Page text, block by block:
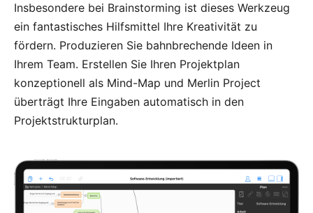
Insbesondere bei Brainstorming ist dieses Werkzeug
ein fantastisches Hilfsmittel Ihre Kreativität zu
fördern. Produzieren Sie bahnbrechende Ideen in
Ihrem Team. Erstellen Sie Ihren Projektplan
konzeptionell als Mind-Map und Merlin Project
überträgt Ihre Eingaben automatisch in den
Projektstrukturplan.